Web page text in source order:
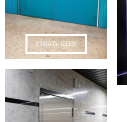
УЗНАТЬ ЦЕНУ